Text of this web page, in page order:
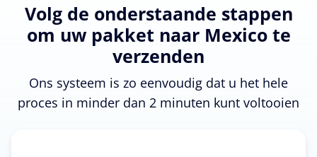
Volg de onderstaande stappen
om uw pakket naar Mexico te
verzenden
Ons systeem is zo eenvoudig dat u het hele
proces in minder dan 2 minuten kunt voltooien